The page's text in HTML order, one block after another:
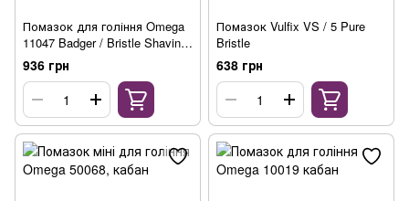
Помазок для гоління Omega
11047 Badger / Bristle Shaving
Brush
936 грн
Помазок Vulfix VS / 5 Pure
Bristle
638 грн